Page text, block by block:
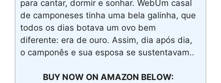
para cantar, dormir e sonhar. WebUm casal
de camponeses tinha uma bela galinha, que
todos os dias botava um ovo bem
diferente: era de ouro. Assim, dia após dia,
o camponês e sua esposa se sustentavam..
BUY NOW ON AMAZON BELOW: